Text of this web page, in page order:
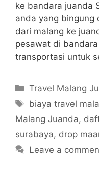
ke bandara juanda
anda yang bingung
dari malang ke
pesawat di
transportasi untuk
Categories
Travel Malang
Tags
biaya travel
Malang Juanda,
surabaya, drop
Leave a